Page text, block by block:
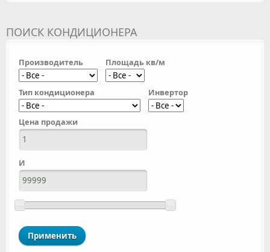
ПОИСК КОНДИЦИОНЕРА
Производитель Площадь кв/м
Тип кондиционера Инвертор
Цена продажи
И